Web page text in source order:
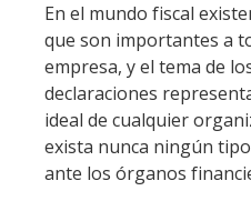
En el mundo fiscal
que son importantes a
empresa, y el tema de
declaraciones
ideal de cualquier
exista nunca ningún
ante los órganos